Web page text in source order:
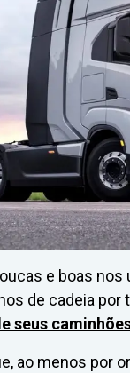
e boas
de cadeia
seus
ao menos por